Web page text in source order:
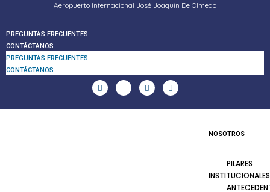
Aeropuerto Internacional José Joaquín De Olmedo
PREGUNTAS FRECUENTES
CONTÁCTANOS
PREGUNTAS FRECUENTES
CONTÁCTANOS
NOSOTROS
PILARES
INSTITUCIONALES